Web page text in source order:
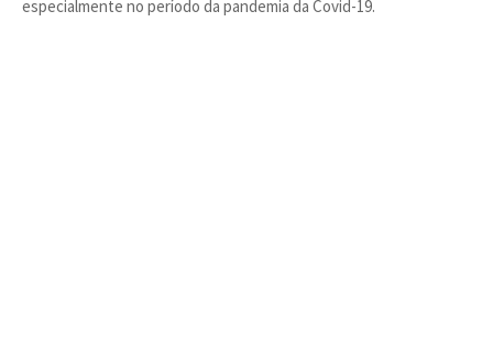
especialmente no período da pandemia da Covid-19.